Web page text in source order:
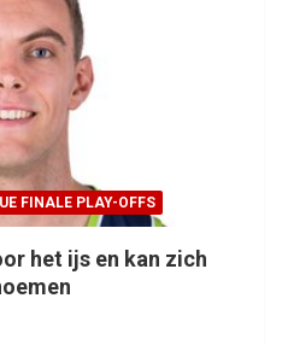
FINALE PLAY-OFFS
het ijs en kan zich